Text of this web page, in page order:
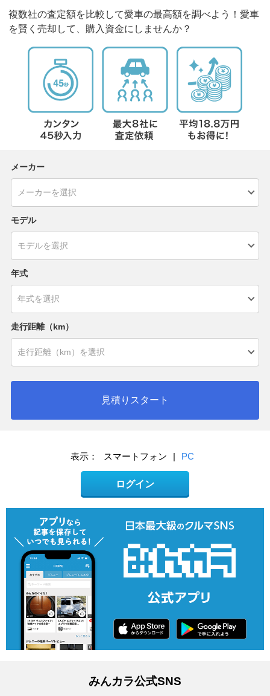
複数社の査定額を比較して愛車の最高額を調べよう！愛車
を賢く売却して、購入資金にしませんか？
メーカー
モデル
年式
走行距離（km）
見積りスタート
表示： スマートフォン | PC
ログイン
みんカラ公式SNS